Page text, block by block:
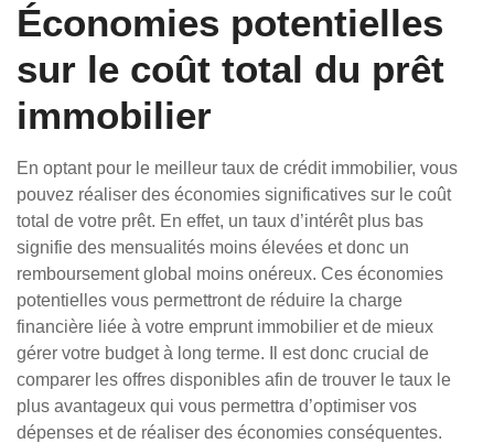
Économies potentielles
sur le coût total du prêt
immobilier
En optant pour le meilleur taux de crédit immobilier, vous
pouvez réaliser des économies significatives sur le coût
total de votre prêt. En effet, un taux d’intérêt plus bas
signifie des mensualités moins élevées et donc un
remboursement global moins onéreux. Ces économies
potentielles vous permettront de réduire la charge
financière liée à votre emprunt immobilier et de mieux
gérer votre budget à long terme. Il est donc crucial de
comparer les offres disponibles afin de trouver le taux le
plus avantageux qui vous permettra d’optimiser vos
dépenses et de réaliser des économies conséquentes.